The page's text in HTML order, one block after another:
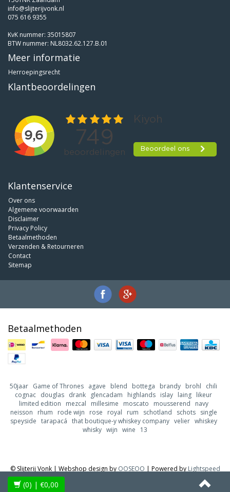
info@slijterijvonk.nl
075 616 9355
KvK nummer: 35015807
BTW nummer: NL8032.62.127.B.01
Meer informatie
Herroepingsrecht
Klantbeoordelingen
Klantenservice
Over ons
Algemene voorwaarden
Disclaimer
Privacy Policy
Betaalmethoden
Verzenden & Retourneren
Contact
Sitemap
Betaalmethoden
50jaar Game of Thrones agave blend bottega brandy brohl
chili
cognac douglas drank glencadam highlands islay laing likeur
limited edition
mezcal millesime moscato mousserend
navy
neisson
rhum rode wijn rose royal rum schotland schots
single
speyside tarapacá that boutique-y whiskey company velier whiskey
whisky wijn wine 13
© Slijterij Vonk | Webshop design by OOSEOO | Powered by Lightspeed
(0) | €0,00